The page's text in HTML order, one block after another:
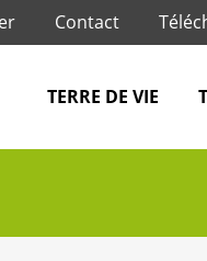
Contact
TERRE DE VIE